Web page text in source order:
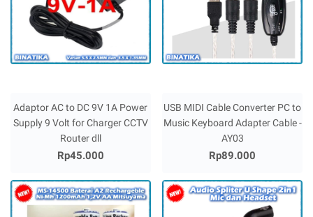
Adaptor AC to DC 9V 1A Power
Supply 9 Volt for Charger CCTV
Router dll
Rp45.000
USB MIDI Cable Converter PC to
Music Keyboard Adapter Cable -
AY03
Rp89.000